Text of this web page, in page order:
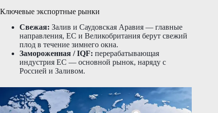
Ключевые экспортные рынки
Свежая: Залив и Саудовская Аравия — главные
направления, ЕС и Великобритания берут свежий
плод в течение зимнего окна.
Замороженная / IQF: перерабатывающая
индустрия ЕС — основной рынок, наряду с
Россией и Заливом.